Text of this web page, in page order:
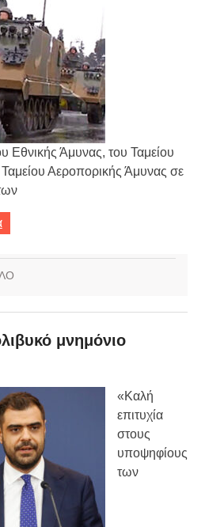
Εθνικής Άμυνας, του Ταμείου
Ταμείου Αεροπορικής Άμυνας σε
μνημόνιο
«Καλή
επιτυχία
στους
υποψηφίους
των